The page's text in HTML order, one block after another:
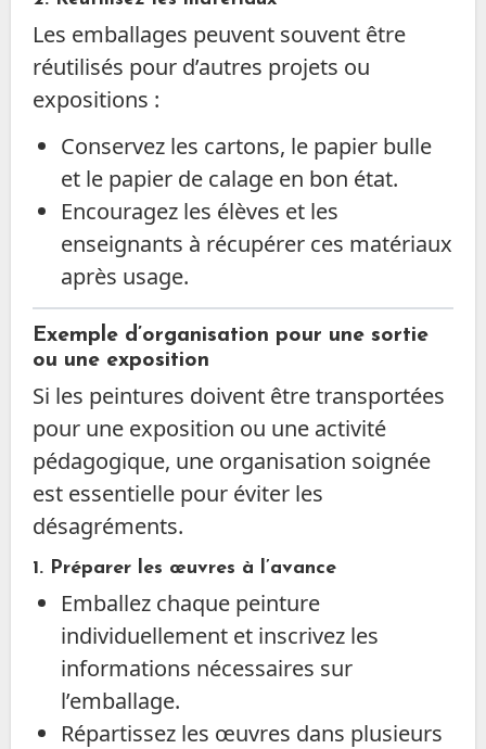
Les emballages peuvent souvent être
réutilisés pour d’autres projets ou
expositions :
Conservez les cartons, le papier bulle
et le papier de calage en bon état.
Encouragez les élèves et les
enseignants à récupérer ces matériaux
après usage.
Exemple d’organisation pour une sortie
ou une exposition
Si les peintures doivent être transportées
pour une exposition ou une activité
pédagogique, une organisation soignée
est essentielle pour éviter les
désagréments.
1. Préparer les œuvres à l’avance
Emballez chaque peinture
individuellement et inscrivez les
informations nécessaires sur
l’emballage.
Répartissez les œuvres dans plusieurs